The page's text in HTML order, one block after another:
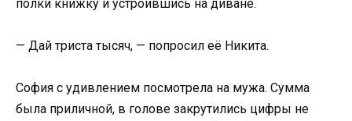
полки книжку и устроившись на диване.
— Дай триста тысяч, — попросил её Никита.
София с удивлением посмотрела на мужа. Сумма
была приличной, в голове закрутились цифры не